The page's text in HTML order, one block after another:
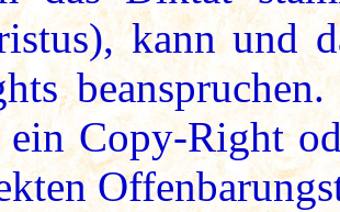
kann und
ein Copy-Right